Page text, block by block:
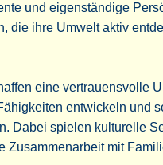
und eigenständige
die ihre Umwelt aktiv
eine vertrauensvolle
entwickeln und
Dabei spielen kulturelle
Zusammenarbeit mit